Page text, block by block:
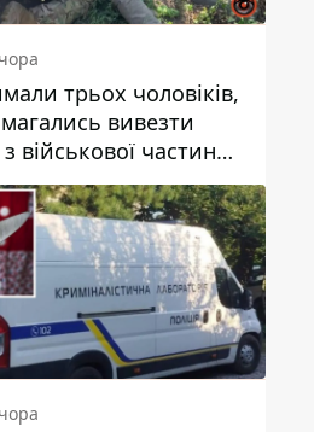
трьох чоловіків,
вивезти
військової частини
за 7 тисяч
серед них був лікар